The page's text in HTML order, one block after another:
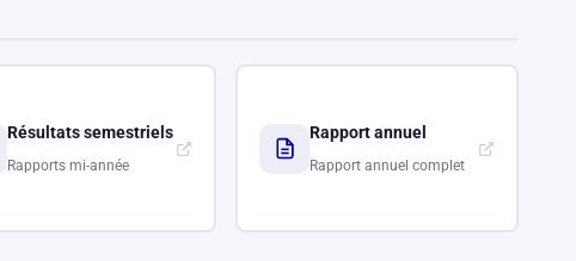
Résultats semestriels
Rapports mi-année
Rapport annuel
Rapport annuel complet